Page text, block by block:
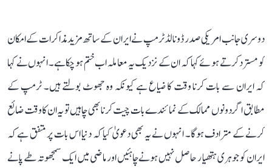
دوسری جانب امریکی صدر ڈونالڈ ٹرمپ نے ایران کے ساتھ مزید مذاکرات کے امکان
کو مسترد کرتے ہوئے کہا کہ ان کے نزدیک یہ معاملہ اب ختم ہو چکا ہے۔ انہوں نے کہا
کہ ایران سے بات کرنا وقت کا ضیاع ہے کیونکہ وہ جھوٹ بولتے ہیں۔ ٹرمپ کے
مطابق اگر دونوں ممالک کے نمائندے بات چیت کرنا بھی چاہیں تو یہ ان کا وقت ضائع
کرنے کے مترادف ہوگا۔ انہوں نے یہ بھی دعویٰ کیا کہ دنیا اس بات پر متفق ہے کہ
ایران کو جوہری ہتھیار حاصل نہیں ہونے چاہئیں اور ماضی میں ایک سمجھوتہ طے پانے